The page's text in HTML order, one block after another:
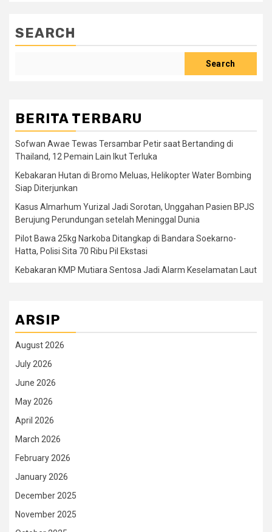
SEARCH
Search
BERITA TERBARU
Sofwan Awae Tewas Tersambar Petir saat Bertanding di
Thailand, 12 Pemain Lain Ikut Terluka
Kebakaran Hutan di Bromo Meluas, Helikopter Water Bombing
Siap Diterjunkan
Kasus Almarhum Yurizal Jadi Sorotan, Unggahan Pasien BPJS
Berujung Perundungan setelah Meninggal Dunia
Pilot Bawa 25kg Narkoba Ditangkap di Bandara Soekarno-
Hatta, Polisi Sita 70 Ribu Pil Ekstasi
Kebakaran KMP Mutiara Sentosa Jadi Alarm Keselamatan Laut
ARSIP
August 2026
July 2026
June 2026
May 2026
April 2026
March 2026
February 2026
January 2026
December 2025
November 2025